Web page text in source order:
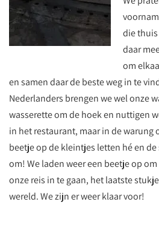
die
daar
om
en samen daar de beste weg in te
Nederlanders brengen we wel onze
wasserette om de hoek en nuttigen
in het restaurant, maar in de warung
beetje op de kleintjes letten hé en
om! We laden weer een beetje op
onze reis in te gaan, het laatste
wereld. We zijn er weer klaar voor!